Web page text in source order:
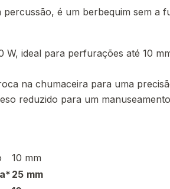
percussão, é um berbequim sem a
W, ideal para perfurações até 10
na chumaceira para uma
reduzido para um
10 mm
25 mm